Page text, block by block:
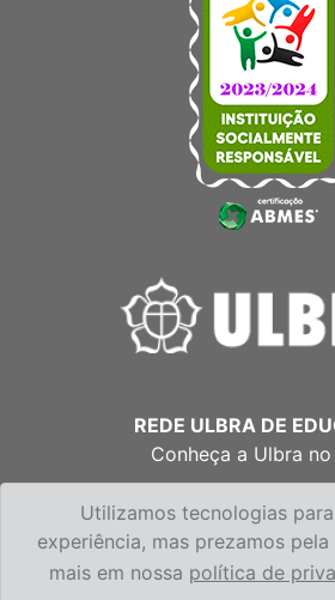
REDE ULBRA DE
Conheça a Ulbra no
Utilizamos tecnologias
experiência, mas prezamos
mais em nossa política de